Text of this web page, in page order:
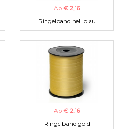
Ab € 2,16
Ringelband hell blau
Ab € 2,16
Ringelband gold